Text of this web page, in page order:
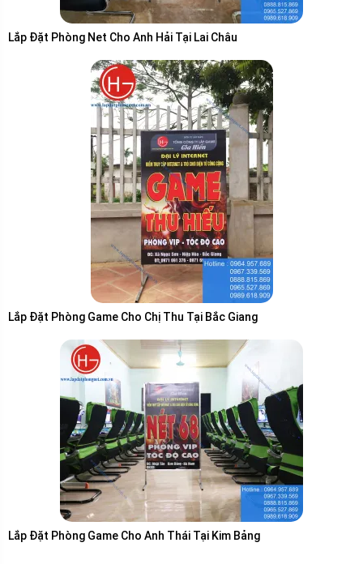
Lắp Đặt Phòng Net Cho Anh Hải Tại Lai Châu
Lắp Đặt Phòng Game Cho Chị Thu Tại Bắc Giang
Lắp Đặt Phòng Game Cho Anh Thái Tại Kim Bảng